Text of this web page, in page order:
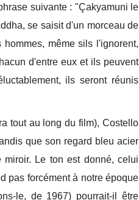
suivante : "Çakyamuni le
se saisit d'un morceau de
même sils l'ignorent,
d'entre eux et ils peuvent
ils seront réunis
tout au long du film), Costello
que son regard bleu acier
Le ton est donné, celui
pas forcément à notre époque
le, de 1967) pourrait-il être